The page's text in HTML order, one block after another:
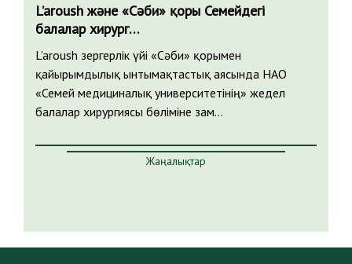
L’aroush және «Сәби» қоры Семейдегі
балалар хирург…
L’aroush зергерлік үйі «Сәби» қорымен
қайырымдылық ынтымақтастық аясында НАО
«Семей медициналық университетінің» жедел
балалар хирургиясы бөліміне зам…
Жаңалықтар